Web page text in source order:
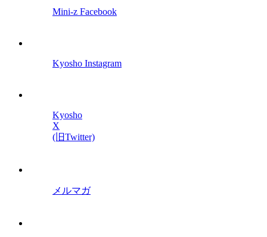
Mini-z Facebook
Kyosho Instagram
Kyosho
X
(旧Twitter)
メルマガ